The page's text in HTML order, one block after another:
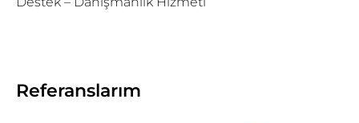
Referanslarım